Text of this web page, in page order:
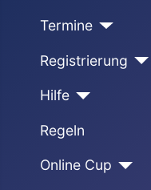
Termine
Registrierung
Hilfe
Regeln
Online Cup